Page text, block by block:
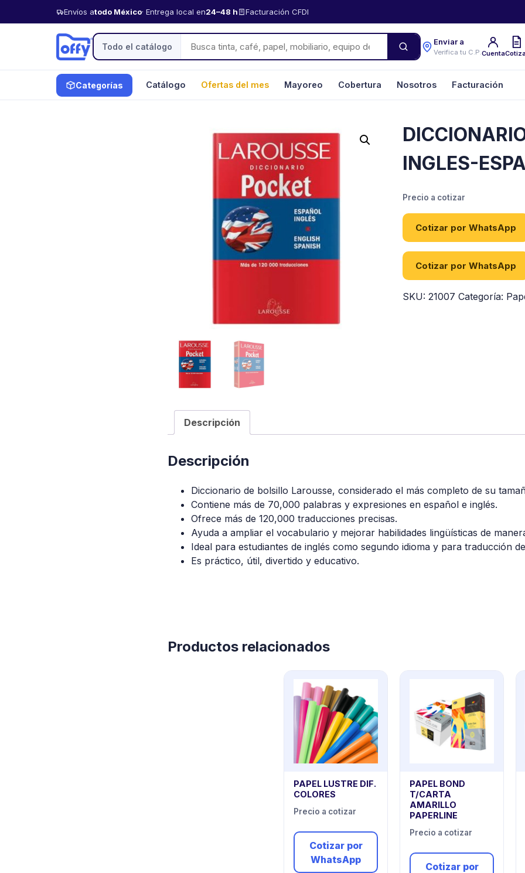
Envíos atodo México· Entrega local en24–48 h Facturación CFDI
Todo el catálogo Enviar a
Verifica tu C.P.Cuenta
Categorías Catálogo Ofertas del mes Mayoreo Cobertura Nosotros Facturación
INGLES-
Precio a cotizar
Cotizar por WhatsApp
Cotizar por WhatsApp
SKU:21007 Categoría:
Descripción
Descripción
Diccionario de bolsillo Larousse, considerado el más completo de su
Contiene más de 70,000 palabras y expresiones en español e inglés.
Ofrece más de 120,000 traducciones precisas.
Ayuda a ampliar el vocabulario y mejorar habilidades lingüísticas de
Ideal para estudiantes de inglés como segundo idioma y para traducción
Es práctico, útil, divertido y educativo.
Productos relacionados
PAPEL LUSTRE DIF.
COLORES
Precio a cotizar
Cotizar por
WhatsApp
PAPEL BOND
T/CARTA
AMARILLO
PAPERLINE
Precio a cotizar
Cotizar por